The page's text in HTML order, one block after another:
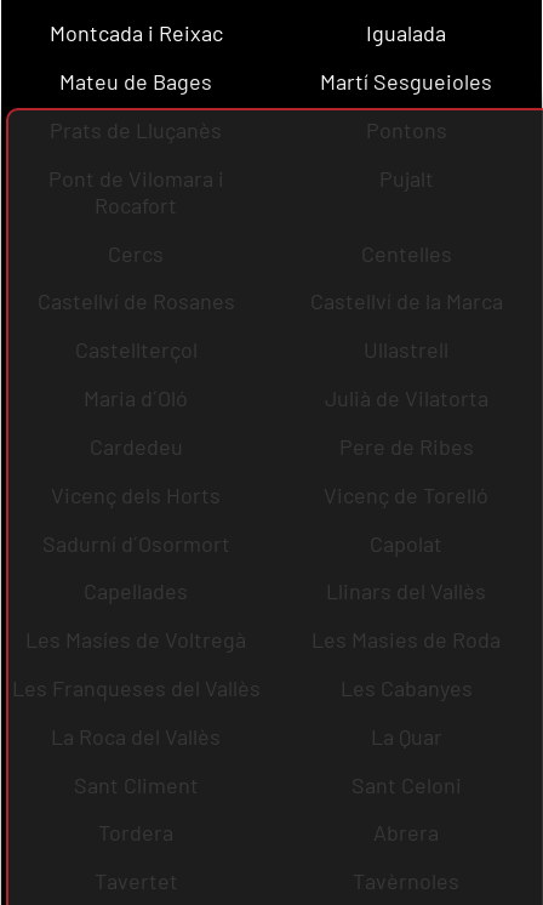
Montcada i Reixac
Igualada
Mateu de Bages
Martí Sesgueioles
Prats de Lluçanès
Pontons
Pont de Vilomara i
Rocafort
Pujalt
Cercs
Centelles
Castellví de Rosanes
Castellví de la Marca
Castellterçol
Ullastrell
Maria d´Oló
Julià de Vilatorta
Cardedeu
Pere de Ribes
Vicenç dels Horts
Vicenç de Torelló
Sadurní d´Osormort
Capolat
Capellades
Llinars del Vallès
Les Masíes de Voltregà
Les Masies de Roda
Les Franqueses del Vallès
Les Cabanyes
La Roca del Vallès
La Quar
Sant Climent
Sant Celoni
Tordera
Abrera
Tavertet
Tavèrnoles